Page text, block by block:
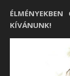
KÍVÁNUNK!